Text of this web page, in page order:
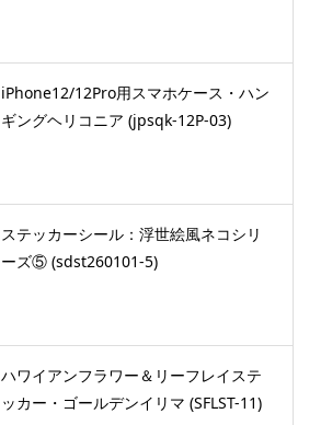
iPhone12/12Pro用スマホケース・ハン
ギングヘリコニア (jpsqk-12P-03)
ステッカーシール：浮世絵風ネコシリ
ーズ⑤ (sdst260101-5)
ハワイアンフラワー＆リーフレイステ
ッカー・ゴールデンイリマ (SFLST-11)